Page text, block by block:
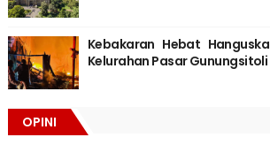
Kebakaran Hebat
Kelurahan Pasar Gunungsitoli
OPINI